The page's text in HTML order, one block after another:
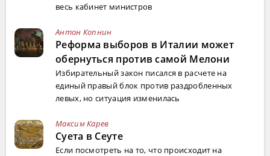
весь кабинет министров
Антон Копнин
Реформа выборов в Италии может
обернуться против самой Мелони
Избирательный закон писался в расчете на
единый правый блок против раздробленных
левых, но ситуация изменилась
Максим Карев
Суета в Сеуте
Если посмотреть на то, что происходит на